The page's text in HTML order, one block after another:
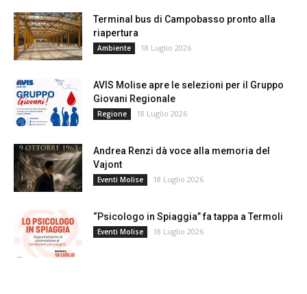
Terminal bus di Campobasso pronto alla
riapertura
Ambiente 18 Luglio 2026
AVIS Molise apre le selezioni per il Gruppo
Giovani Regionale
Regione 18 Luglio 2026
Andrea Renzi dà voce alla memoria del
Vajont
Eventi Molise 18 Luglio 2026
“Psicologo in Spiaggia” fa tappa a Termoli
Eventi Molise 18 Luglio 2026